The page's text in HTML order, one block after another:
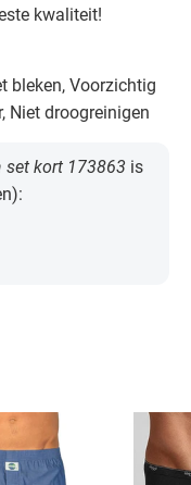
kwaliteit!
bleken, Voorzichtig
Niet droogreinigen
set kort 173863 is